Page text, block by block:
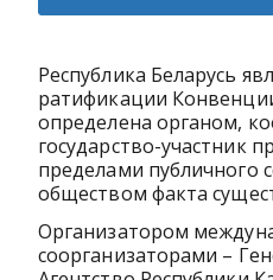
Республика Беларусь
ратификации
определена органом,
государство-участник
пределами публичного
обществом факта
Организатором
соорганизаторами –